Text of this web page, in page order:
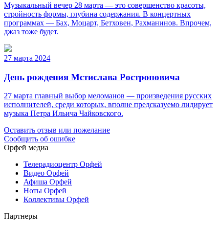
Музыкальный вечер 28 марта — это совершенство красоты,
стройность формы, глубина содержания. В концертных
программах — Бах, Моцарт, Бетховен, Рахманинов. Впрочем,
джаз тоже будет.
27 марта 2024
День рождения Мстислава Ростроповича
27 марта главный выбор меломанов — произведения русских
исполнителей, среди которых, вполне предсказуемо лидирует
музыка Петра Ильича Чайковского.
Оставить отзыв или пожелание
Сообщить об ошибке
Орфей медиа
Телерадиоцентр Орфей
Видео Орфей
Афиша Орфей
Ноты Орфей
Коллективы Орфей
Партнеры